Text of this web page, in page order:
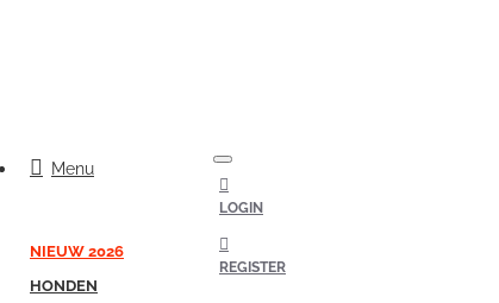
Menu
NIEUW 2026
HONDEN
LOGIN
REGISTER